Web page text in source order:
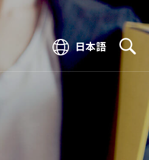
日本語